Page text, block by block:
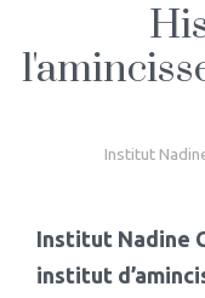
Institut
Institut Nadine
institut